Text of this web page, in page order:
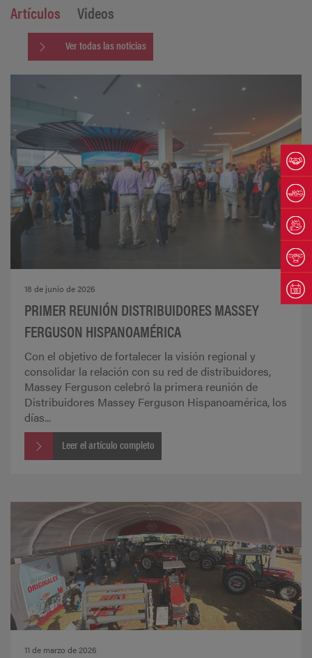
Artículos Videos
Ver todas las noticias
18 de junio de 2026
PRIMER REUNIÓN DISTRIBUIDORES MASSEY
FERGUSON HISPANOAMÉRICA
Con el objetivo de fortalecer la visión regional y
consolidar la relación con su red de distribuidores,
Massey Ferguson celebró la primera reunión de
Distribuidores Massey Ferguson Hispanoamérica, los
días...
Leer el artículo completo
11 de marzo de 2026